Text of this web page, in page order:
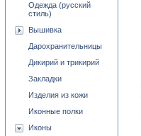
Одежда (русский
стиль)
Вышивка
Дарохранительницы
Дикирий и трикирий
Закладки
Изделия из кожи
Иконные полки
Иконы